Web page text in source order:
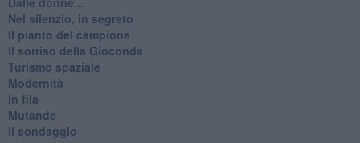
Nel silenzio, in segreto
Il pianto del campione
Il sorriso della Gioconda
Turismo spaziale
Modernità
In fila
Mutande
Il sondaggio